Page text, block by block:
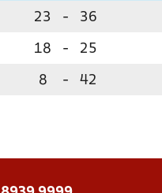
23 - 36
18 - 25
8 - 42